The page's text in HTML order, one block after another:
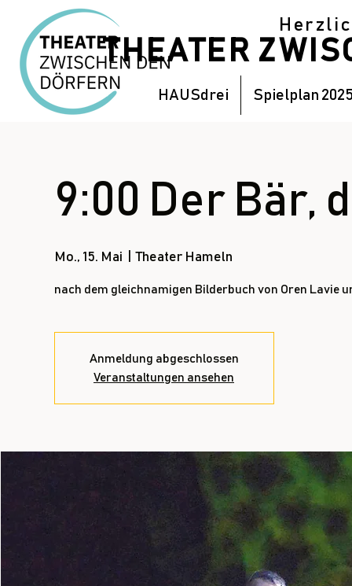
THEATER
HAUSdrei Spielplan
9:00 Der Bär,
Mo., 15. Mai
  |
Theater Hameln
nach dem gleichnamigen Bilderbuch von Oren Lavie
Anmeldung abgeschlossen
Veranstaltungen ansehen